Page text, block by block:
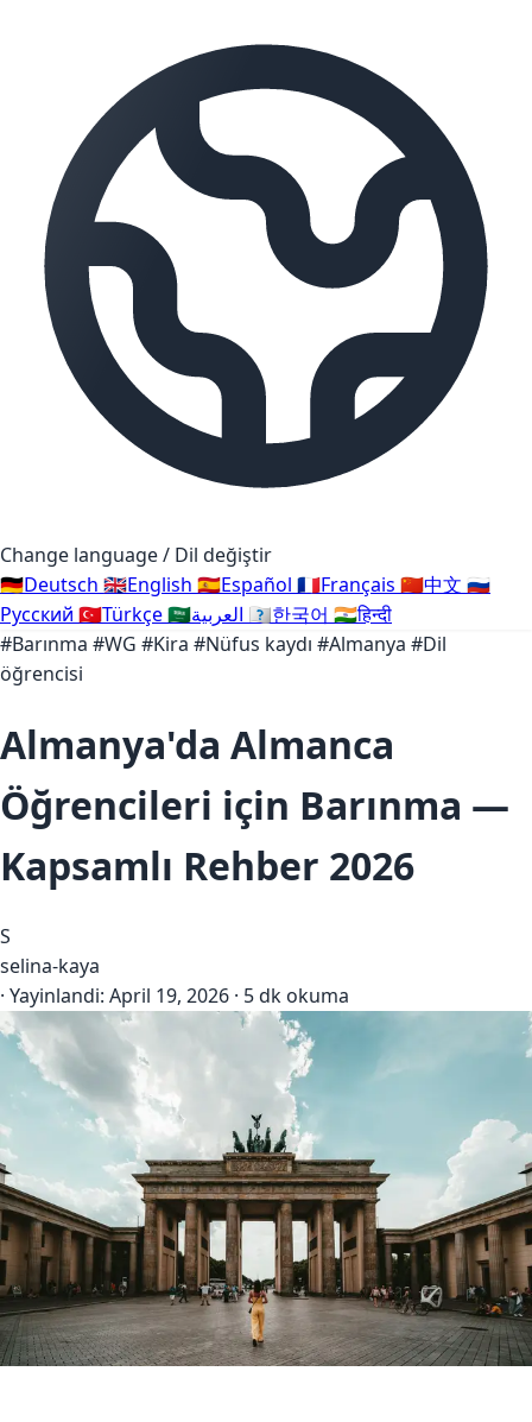
Change language / Dil değiştir
🇩🇪Deutsch 🇬🇧English 🇪🇸Español 🇫🇷Français 🇨🇳中文 🇷🇺
Русский 🇹🇷Türkçe🇸🇦 🇰🇷한국어 🇮🇳हिन्दी
#Barınma #WG #Kira #Nüfus kaydı #Almanya #Dil
öğrencisi
Almanya'da Almanca
Öğrencileri için Barınma —
Kapsamlı Rehber 2026
S
selina-kaya
· Yayinlandi: April 19, 2026 · 5 dk okuma